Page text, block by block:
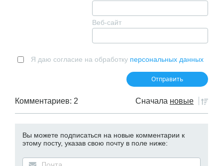
Веб-сайт
Я даю согласие на обработку персональных данных
Комментариев: 2 Сначала новые
Вы можете подписаться на новые комментарии к
этому посту, указав свою почту в поле ниже: